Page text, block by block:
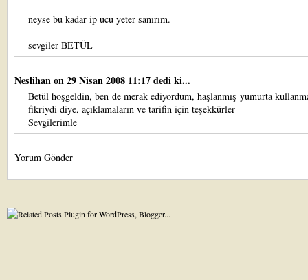
neyse bu kadar ip ucu yeter sanırım.
sevgiler BETÜL
Neslihanon 29 Nisan 2008 11:17 dedi ki...
Betül hoşgeldin, ben de merak ediyordum, haşlanmış yumurta
fikriydi diye, açıklamaların ve tarifin için teşekkürler
Sevgilerimle
Yorum Gönder